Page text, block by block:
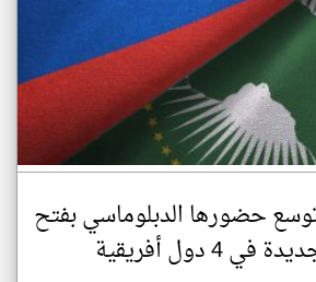
حضورها الدبلوماسي بفتح
4 دول أفريقية